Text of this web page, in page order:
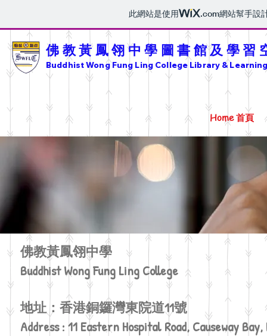
此網站是使用 .com網站幫手設
佛教黃鳳翎中學圖書館及學習
Buddhist Wong Fung Ling College Library &
Home 首頁
佛教黃鳳翎中學
Buddhist Wong Fung Ling College
地址：香港銅鑼灣東院道11號
Address : 11 Eastern Hospital Road, Causeway